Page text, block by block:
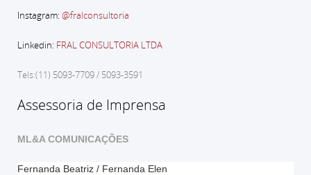
Instagram: @fralconsultoria
Linkedin: FRAL CONSULTORIA LTDA
Tels:(11) 5093-7709 / 5093-3591
Assessoria de Imprensa
ML&A COMUNICAÇÕES
Fernanda Beatriz / Fernanda Elen